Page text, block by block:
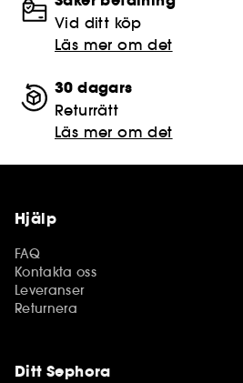
Vid ditt köp
Läs mer om det
30 dagars
Returrätt
Läs mer om det
Hjälp
FAQ
Kontakta oss
Leveranser
Returnera
Ditt Sephora